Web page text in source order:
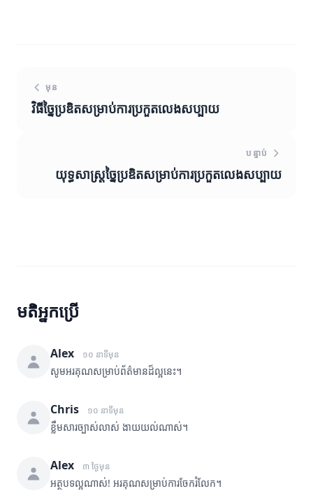
មុន
វិធីច្នៃប្រឌិតសម្រាប់ការប្រកួតលេងសប្បាយ
បន្ទាប់
យុទ្ធសាស្ត្រច្នៃប្រឌិតសម្រាប់ការប្រកួតលេងសប្បាយ
មតិអ្នកប្រើ
Alex ១០ នាទីមុន
សូមអរគុណសម្រាប់ព័ត៌មានដ៏ល្អនេះ។
Chris ១០ នាទីមុន
ខ្លឹមសារច្បាស់លាស់ ងាយយល់ណាស់។
Alex ៣ ថ្ងៃមុន
អត្ថបទល្អណាស់! អរគុណសម្រាប់ការចែករំលែក។